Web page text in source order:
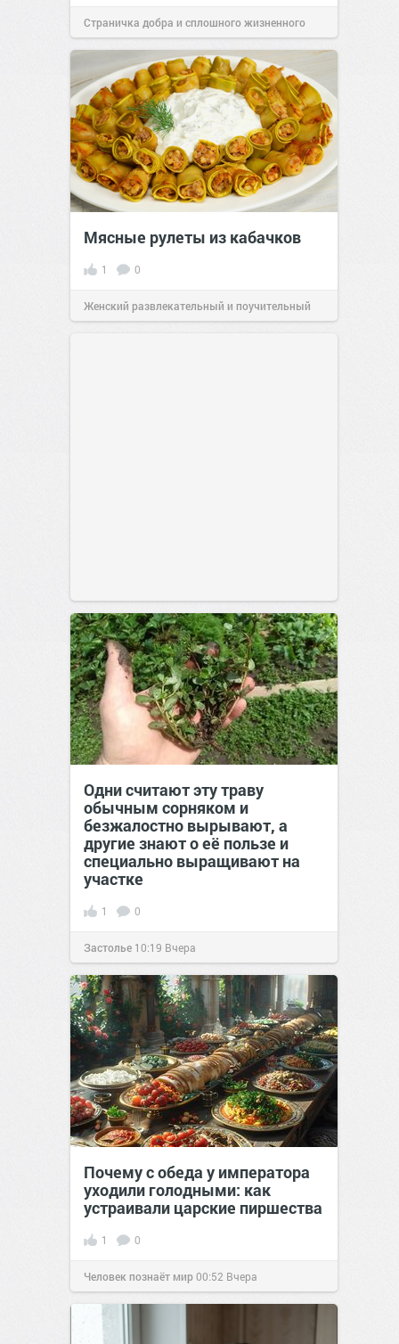
Страничка добра и сплошного жизненного
позитива!15:38Вчера
Мясные рулеты из кабачков
1 0
Женский развлекательный и поучительный
Одни считают эту траву
обычным сорняком и
безжалостно вырывают, а
другие знают о её пользе и
специально выращивают на
участке
1 0
Застолье 10:19 Вчера
Почему с обеда у императора
уходили голодными: как
устраивали царские пиршества
1 0
Человек познаёт мир00:52 Вчера